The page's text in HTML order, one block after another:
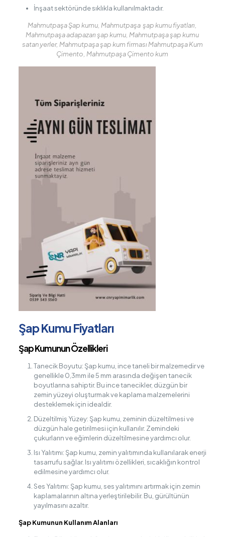
İnşaat sektöründe sıklıkla kullanılmaktadır.
Mahmutpaşa Şap kumu, Mahmutpaşa şap kumu fiyatları,
Mahmutpaşa adapazarı şap kumu, Mahmutpaşa şap kumu
satan yerler, Mahmutpaşa şap kum firması Mahmutpaşa Kum
Çimento, Mahmutpaşa Çimento kum
Şap Kumu Fiyatları
Şap Kumunun Özellikleri
Tanecik Boyutu: Şap kumu, ince taneli bir malzemedir ve
genellikle 0,3mm ile 5 mm arasında değişen tanecik
boyutlarına sahiptir. Bu ince tanecikler, düzgün bir
zemin yüzeyi oluşturmak ve kaplama malzemelerini
desteklemek için idealdir.
Düzeltilmiş Yüzey: Şap kumu, zeminin düzeltilmesi ve
düzgün hale getirilmesi için kullanılır. Zemindeki
çukurların ve eğimlerin düzeltilmesine yardımcı olur.
Isı Yalıtımı: Şap kumu, zemin yalıtımında kullanılarak enerji
tasarrufu sağlar. Isı yalıtımı özellikleri, sıcaklığın kontrol
edilmesine yardımcı olur.
Ses Yalıtımı: Şap kumu, ses yalıtımını artırmak için zemin
kaplamalarının altına yerleştirilebilir. Bu, gürültünün
yayılmasını azaltır.
Şap Kumunun Kullanım Alanları